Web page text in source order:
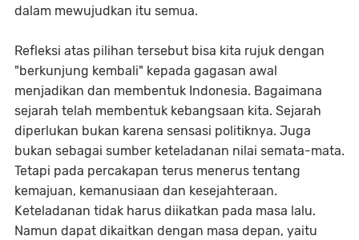
dalam mewujudkan itu semua.
Refleksi atas pilihan tersebut bisa kita rujuk dengan
"berkunjung kembali" kepada gagasan awal
menjadikan dan membentuk Indonesia. Bagaimana
sejarah telah membentuk kebangsaan kita. Sejarah
diperlukan bukan karena sensasi politiknya. Juga
bukan sebagai sumber keteladanan nilai semata-mata.
Tetapi pada percakapan terus menerus tentang
kemajuan, kemanusiaan dan kesejahteraan.
Keteladanan tidak harus diikatkan pada masa lalu.
Namun dapat dikaitkan dengan masa depan, yaitu